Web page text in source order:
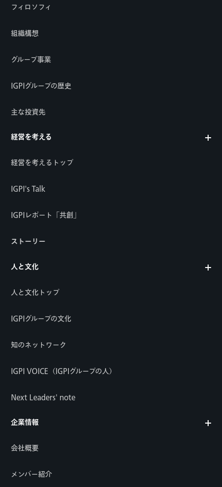
フィロソフィ
組織構想
グループ事業
IGPIグループの歴史
主な投資先
経営を考える
経営を考えるトップ
IGPI's Talk
IGPIレポート「共創」
ストーリー
人と文化
人と文化トップ
IGPIグループの文化
知のネットワーク
IGPI VOICE（IGPIグループの人）
Next Leaders' note
企業情報
会社概要
メンバー紹介